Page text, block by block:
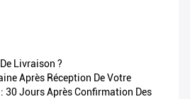
Livraison ?
Après Réception De Votre
30 Jours Après Confirmation Des